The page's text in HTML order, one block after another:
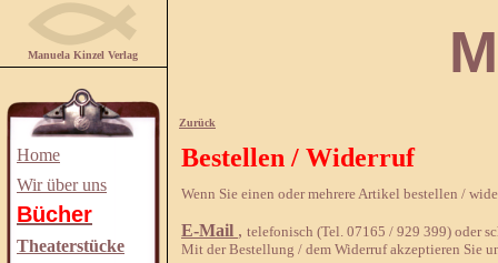
Manuela Kinzel Verlag
Home
Wir über uns
Bücher
Theaterstücke
Zurück
Bestellen / Widerruf
Wenn Sie einen oder mehrere Artikel bestellen /
E-Mail , telefonisch (Tel. 07165 / 929 399) oder
Mit der Bestellung / dem Widerruf akzeptieren Sie